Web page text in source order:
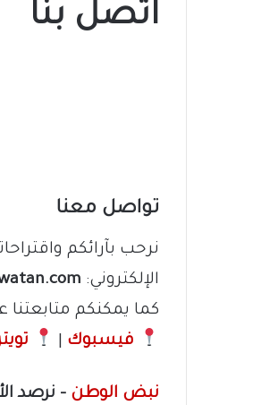
اتصل بنا
تواصل معنا
نرحب بآرائكم
الإلكتروني:
كما يمكنكم
فيسبوك
نبض الوطن – نرصد